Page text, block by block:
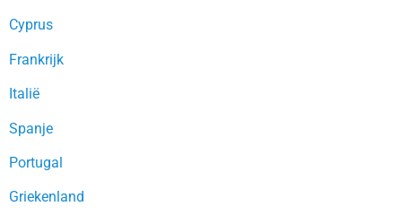
Cyprus
Frankrijk
Italië
Spanje
Portugal
Griekenland